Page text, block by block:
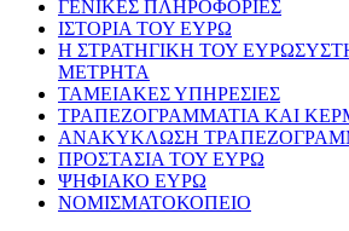
ΓΕΝΙΚΕΣ ΠΛΗΡΟΦΟΡΙΕΣ
ΙΣΤΟΡΙΑ ΤΟΥ ΕΥΡΩ
Η ΣΤΡΑΤΗΓΙΚΗ ΤΟΥ
ΜΕΤΡΗΤΑ
ΤΑΜΕΙΑΚΕΣ ΥΠΗΡΕΣΙΕΣ
ΤΡΑΠΕΖΟΓΡΑΜΜΑΤΙΑ ΚΑΙ
ΑΝΑΚΥΚΛΩΣΗ
ΠΡΟΣΤΑΣΙΑ ΤΟΥ ΕΥΡΩ
ΨΗΦΙΑΚΟ ΕΥΡΩ
ΝΟΜΙΣΜΑΤΟΚΟΠΕΙΟ